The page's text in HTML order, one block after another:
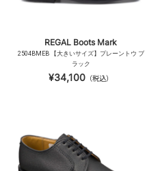
REGAL Boots Mark
2504BMEB 【大きいサイズ】プレーントウ ブ
ラック
¥34,100 （税込）